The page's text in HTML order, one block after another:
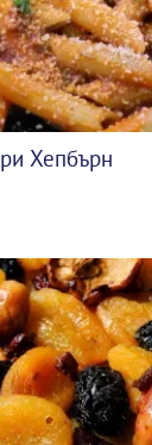
Хепбърн